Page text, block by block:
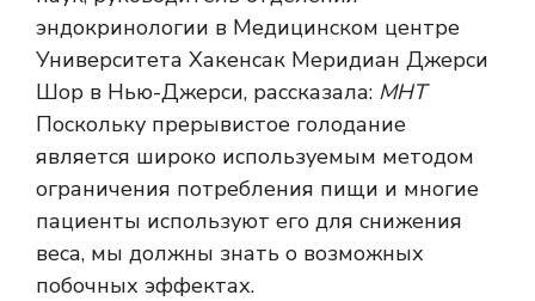
эндокринологии в Медицинском центре
Университета Хакенсак Меридиан Джерси
Шор в Нью-Джерси, рассказала: МНТ
Поскольку прерывистое голодание
является широко используемым методом
ограничения потребления пищи и многие
пациенты используют его для снижения
веса, мы должны знать о возможных
побочных эффектах.